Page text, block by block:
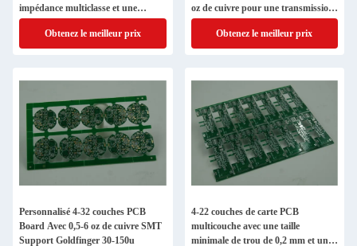
impédance multiclasse et une
épaisseur de cuivre comprise entre
0,5 oz et 6 oz
Obtenez le meilleur prix
oz de cuivre pour une transmission
de signal stable
Obtenez le meilleur prix
Personnalisé 4-32 couches PCB
Board Avec 0,5-6 oz de cuivre SMT
Support Goldfinger 30-150u
4-22 couches de carte PCB
multicouche avec une taille
minimale de trou de 0,2 mm et une